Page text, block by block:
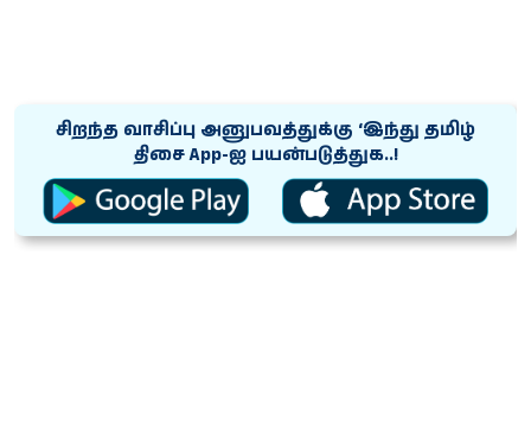
சிறந்த வாசிப்பு அனுபவத்துக்கு ‘இந்து தமிழ்
திசை App-ஐ பயன்படுத்துக..!